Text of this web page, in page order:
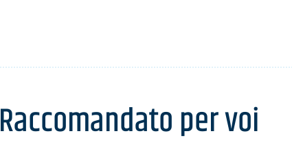
Raccomandato per voi